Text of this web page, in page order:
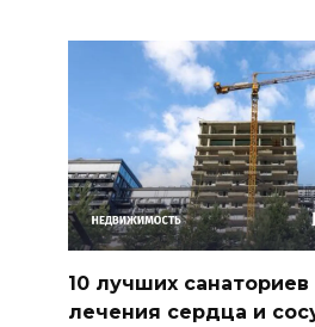
10 лучших
лечения сердца и